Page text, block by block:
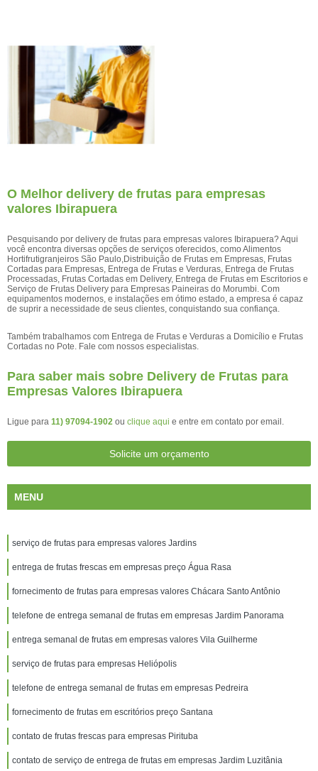
O Melhor delivery de frutas para empresas
valores Ibirapuera
Pesquisando por delivery de frutas para empresas valores Ibirapuera? Aqui
você encontra diversas opções de serviços oferecidos, como Alimentos
Hortifrutigranjeiros São Paulo,Distribuição de Frutas em Empresas, Frutas
Cortadas para Empresas, Entrega de Frutas e Verduras, Entrega de Frutas
Processadas, Frutas Cortadas em Delivery, Entrega de Frutas em Escritorios e
Serviço de Frutas Delivery para Empresas Paineiras do Morumbi. Com
equipamentos modernos, e instalações em ótimo estado, a empresa é capaz
de suprir a necessidade de seus clientes, conquistando sua confiança.
Também trabalhamos com Entrega de Frutas e Verduras a Domicílio e Frutas
Cortadas no Pote. Fale com nossos especialistas.
Para saber mais sobre Delivery de Frutas para
Empresas Valores Ibirapuera
Ligue para 11) 97094-1902 ou clique aqui e entre em contato por email.
Solicite um orçamento
MENU
serviço de frutas para empresas valores Jardins
entrega de frutas frescas em empresas preço Água Rasa
fornecimento de frutas para empresas valores Chácara Santo Antônio
telefone de entrega semanal de frutas em empresas Jardim Panorama
entrega semanal de frutas em empresas valores Vila Guilherme
serviço de frutas para empresas Heliópolis
telefone de entrega semanal de frutas em empresas Pedreira
fornecimento de frutas em escritórios preço Santana
contato de frutas frescas para empresas Pirituba
contato de serviço de entrega de frutas em empresas Jardim Luzitânia